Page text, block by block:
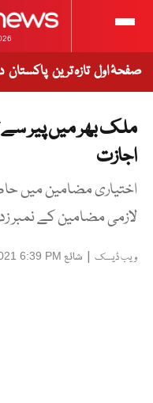
صفحۂ اول تازہ ترین پاکستان
ملک بھر میں پیر سے
اجازت
اختیاری مضامین میں
لازمی مضامین کے نمبر
ویب ڈیسک | شائع 6:39 PM